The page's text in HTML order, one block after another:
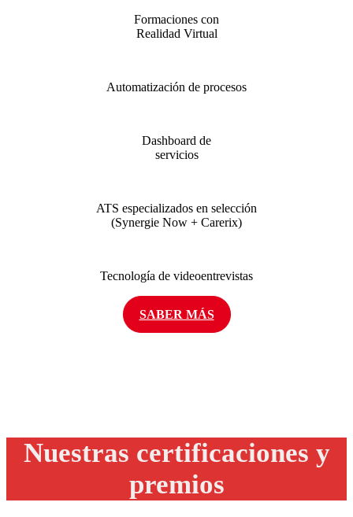
Formaciones con
Realidad Virtual
Automatización de procesos
Dashboard de
servicios
ATS especializados en selección
(Synergie Now + Carerix)
Tecnología de videoentrevistas
SABER MÁS
Nuestras certificaciones y
premios